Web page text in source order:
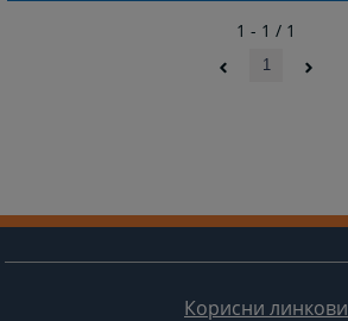
1 - 1 / 1
1
Корисни линкови